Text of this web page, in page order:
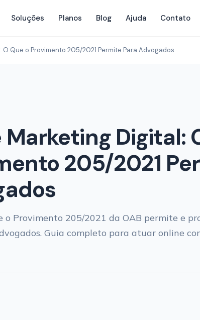
Soluções Planos Blog Ajuda Contato
O Que o Provimento 205/2021 Permite Para Advogados
Marketing Digital:
205/2021
o Provimento 205/2021 da OAB permite e
Guia completo para atuar online